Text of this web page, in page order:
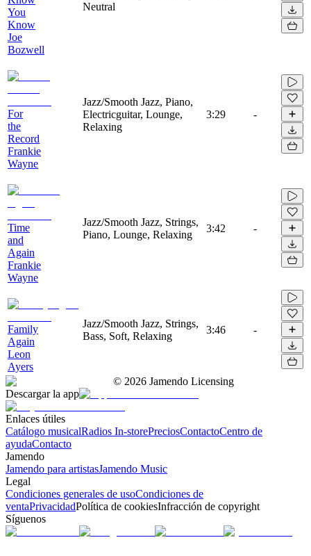
You
Know
Joe
Bozwell
Neutral
For
the
Record
Frankie
Wayne
Jazz/Smooth Jazz, Piano,
Electricguitar, Lounge,
Relaxing
3:29 -
Time
and
Again
Frankie
Wayne
Jazz/Smooth Jazz, Strings,
Piano, Lounge, Relaxing
3:42 -
Family
Again
Leon
Ayers
Jazz/Smooth Jazz, Strings,
Bass, Soft, Relaxing
3:46 -
© 2026 Jamendo Licensing
Descargar la app
Enlaces útiles
Catálogo musicalRadios In-storePreciosContactoCentro de
ayudaContacto
Jamendo
Jamendo para artistasJamendo Music
Legal
Condiciones generales de usoCondiciones de
ventaPrivacidadPolítica de cookiesInfracción de copyright
Síguenos